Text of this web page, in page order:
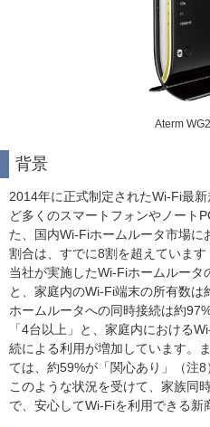
Aterm
背景
2014年に正式制定されたWi-Fi最
ど多くのスマートフォンやノート
た、国内Wi-Fiホームルータ市場
割合は、すでに8割を超えています
当社が実施したWi-Fiホームルータ
と、家庭内のWi-Fi端末の所有数
ホームルータへの同時接続は約
「4台以上」と、家庭内における
続による利用が増加しています。
ては、約59%が「関心あり」（注8
このような状況を受けて、家族同
で、安心してWi-Fiを利用できる新